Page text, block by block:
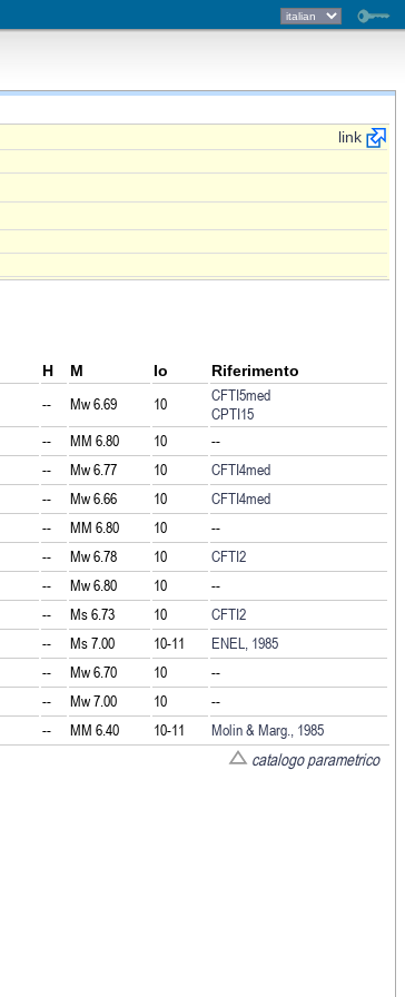
link
H M Io Riferimento
-- Mw6.69 10
CFTI5med
CPTI15
-- MM 6.80 10
--
-- Mw6.77 10
CFTI4med
-- Mw6.66 10
CFTI4med
-- MM 6.80 10
--
-- Mw6.78 10
CFTI2
-- Mw6.80 10
--
-- Ms6.73 10
CFTI2
-- Ms7.00 10-11
ENEL, 1985
-- Mw6.70 10
--
-- Mw7.00 10
--
-- MM 6.40 10-11 Molin & Marg., 1985
catalogo parametrico